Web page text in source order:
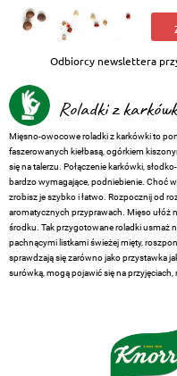
Odbiorcy newslettera
Roladki z
Mięsno-owocowe roladki z karkówki to
faszerowanych kiełbasą, ogórkiem
się na talerzu. Połączenie karkówki,
bardzo wymagające, podniebienie. Choć
zrobisz je szybko i łatwo. Rozpocznij od
aromatycznych przyprawach. Mięso ułóż
środku. Tak przygotowane roladki usmaż
pachnącymi listkami świeżej mięty,
sprawdzają się zarówno jako przystawka
surówką, mogą pojawić się na